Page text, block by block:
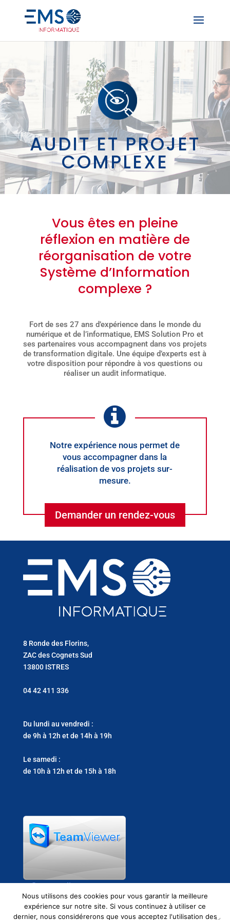
AUDIT ET PROJET
COMPLEXE
Vous êtes en pleine
réflexion en matière de
réorganisation de votre
Système d’Information
complexe ?
Fort de ses 27 ans d’expérience dans le monde du
numérique et de l’informatique, EMS Solution Pro et
ses partenaires vous accompagnent dans vos projets
de transformation digitale. Une équipe d’experts est à
votre disposition pour répondre à vos questions ou
réaliser un audit informatique.
Notre expérience nous permet de
vous accompagner dans la
réalisation de vos projets sur-
mesure.
Demander un rendez-vous
8 Ronde des Florins,
ZAC des Cognets Sud
13800 ISTRES
04 42 411 336
Du lundi au vendredi :
de 9h à 12h et de 14h à 19h
Le samedi :
de 10h à 12h et de 15h à 18h
Support clients
Nous utilisons des cookies pour vous garantir la meilleure
expérience sur notre site. Si vous continuez à utiliser ce
dernier, nous considérerons que vous acceptez l'utilisation des